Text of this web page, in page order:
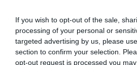
If you wish to opt-out of the sale,
processing of your personal or
targeted advertising by us, please
section to confirm your selection.
opt-out request is processed you